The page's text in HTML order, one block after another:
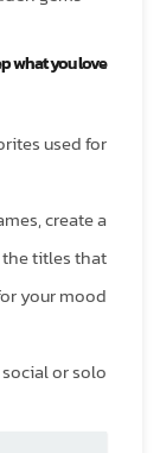
what you love?
used for?
create a
titles that
your mood.
or solo?